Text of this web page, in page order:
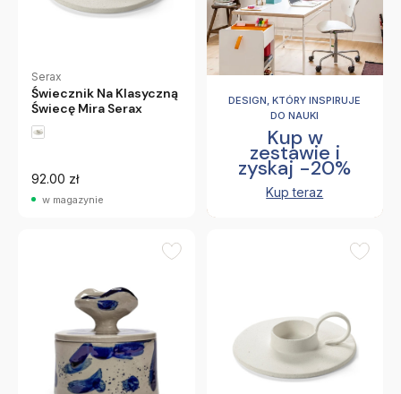
Serax
Świecznik Na Klasyczną
Świecę Mira Serax
92.00 zł
w magazynie
DESIGN, KTÓRY INSPIRUJE
DO NAUKI
Kup w
zestawie i
zyskaj -20%
Kup teraz